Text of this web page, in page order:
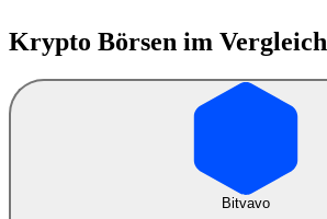
Krypto Börsen im Vergleich
Bitvavo